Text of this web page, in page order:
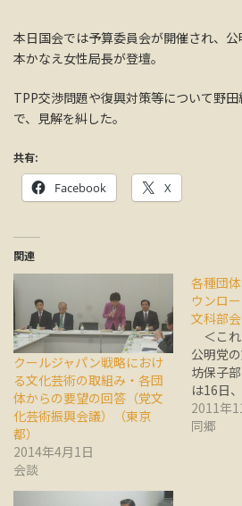
本日国会では予算委員会が開催され、
本かなえ女性局長が登壇。
TPP交渉問題や復興対策等について野
で、見解を糾した。
共有:
Facebook X
関連
クールジャパン戦略におけ
る文化芸術の取組み・各団
体からの要望の回答（党文
化芸術振興会議）（東京
都）
2014年4月1日
会談
各種団
ウンロ
文科部会
＜これ
公明党
坊保子
は16日
2011年
同郷